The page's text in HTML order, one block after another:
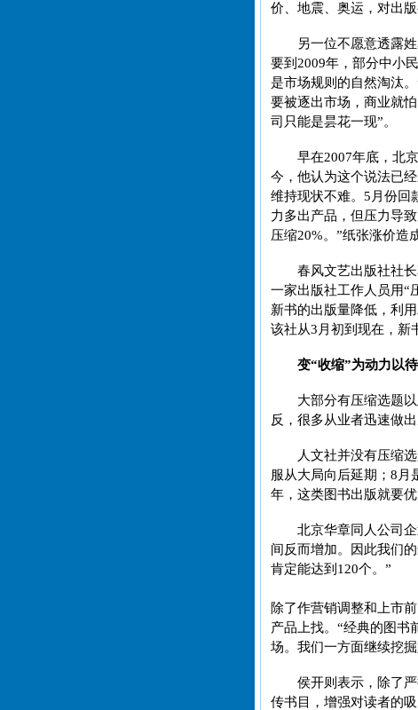
价、地震、奥运，对出
另一位不愿意透露
要到2009年，部分中小
是市场规则的自然淘汰
要被逐出市场，商业就
司只能是昙花一现”。
早在2007年底，北
今，他认为这个说法已
维持现状不难。5月份回
力多出产品，但压力导
压缩20%。”纸张涨价造
春风文艺出版社社
一家出版社工作人员用“
新书的出版量降低，利
该社从3月初到现在，新
变“收缩”为动力以
大部分有压缩选题
反，很多从业者迅速做
人文社并没有压缩
服从大局向后延期；8
年，这类图书出版就要
北京华章同人公司
间反而增加。因此我们
肯定能达到120个。”
除了作营销调整和上市
产品上找。“经典的图书
场。我们一方面继续挖
侯开则表示，除了
传书目，增强对读者的